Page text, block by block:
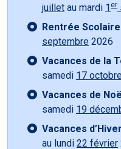
juillet au mardi 1 er
Rentrée
septembre 2026
Vacances de la
samedi 17 octobre
Vacances de
samedi 19
Vacances
au lundi 22 février